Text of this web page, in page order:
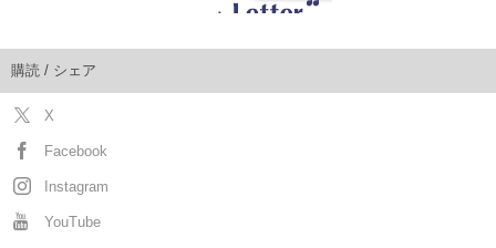
購読 / シェア
X
Facebook
Instagram
YouTube